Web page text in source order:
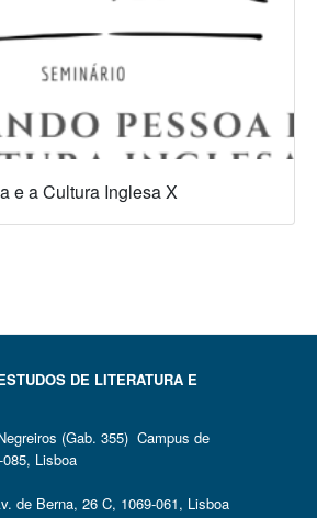
e a Cultura Inglesa X
DE LITERATURA E
(Gab. 355) Campus de
Lisboa
de Berna, 26 C, 1069-061, Lisboa